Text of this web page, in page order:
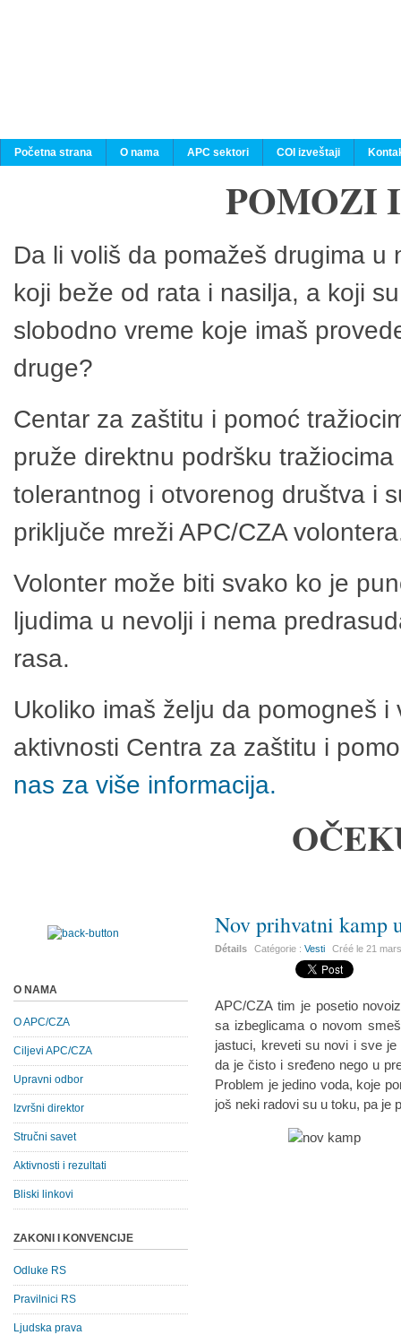
Početna strana O nama APC sektori COI izveštaji
POMOZI
Da li voliš da pomažeš drugima
koji beže od rata i nasilja, a koji
slobodno vreme koje imaš
druge?
Centar za zaštitu i pomoć
pruže direktnu podršku
tolerantnog i otvorenog društva i
priključe mreži APC/CZA
Volonter može biti svako ko je
ljudima u nevolji i nema
rasa.
Ukoliko imaš želju da pomogneš
aktivnosti Centra za zaštitu i
nas za više informacija.
Nov prihvatni kamp
Détails Catégorie :Vesti Créé le21
APC/CZA tim je posetio
sa izbeglicama o novom
jastuci, kreveti su novi i sve
da je čisto i sređeno nego u
Problem je jedino voda, koje
još neki radovi su u toku, pa je
O NAMA
O APC/CZA
Ciljevi APC/CZA
Upravni odbor
Izvršni direktor
Stručni savet
Aktivnosti i rezultati
Bliski linkovi
ZAKONI I KONVENCIJE
Odluke RS
Pravilnici RS
Ljudska prava